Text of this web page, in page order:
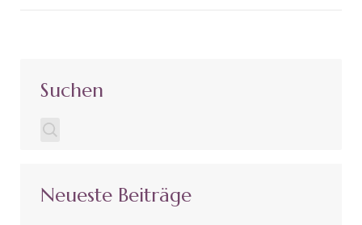
Suchen
Neueste Beiträge